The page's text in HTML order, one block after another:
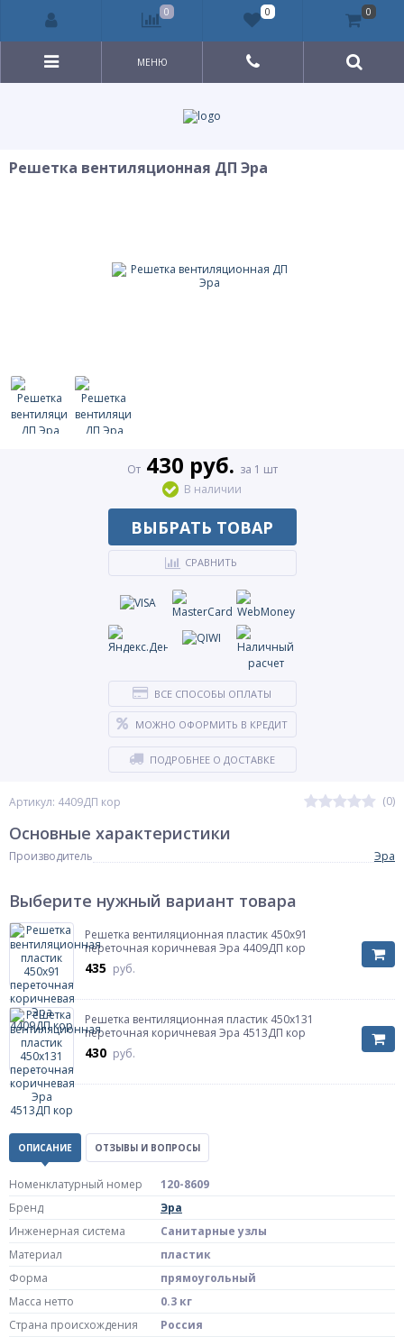
МЕНЮ
Решетка вентиляционная ДП Эра
Артикул: 4409ДП кор (0)
От430 руб. за 1 шт
В наличии
ВЫБРАТЬ ТОВАР
СРАВНИТЬ
ВСЕ СПОСОБЫ ОПЛАТЫ
МОЖНО ОФОРМИТЬ В КРЕДИТ
ПОДРОБНЕЕ О ДОСТАВКЕ
Основные характеристики
Производитель Эра
Выберите нужный вариант товара
Решетка вентиляционная пластик 450х91
переточная коричневая Эра 4409ДП кор
435 руб.
Решетка вентиляционная пластик 450х131
переточная коричневая Эра 4513ДП кор
430 руб.
ОПИСАНИЕ ОТЗЫВЫ И ВОПРОСЫ
Номенклатурный номер
120-8609
Бренд
Эра
Инженерная система
Санитарные узлы
Материал
пластик
Форма
прямоугольный
Масса нетто
0.3 кг
Страна происхождения
Россия
0 0 0